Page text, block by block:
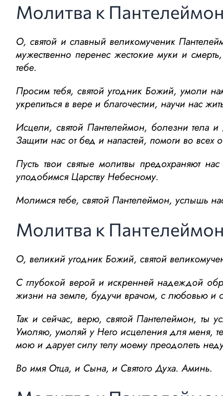
Молитва к
О, святой и славный великомученик
мужественно перенес жестокие муки и
тебе.
Просим тебя, святой угодник Божий, умоли
укрепиться в вере и благочестии, научи нас
Исцели, святой Пантелеймон, болезни тела
Защити нас от бед и напастей, помоги во всех
Пусть твои святые молитвы предохраняют
уподобимся Царству Небесному.
Молимся тебе, святой Пантелеймон, услышь
Молитва к
О, великий угодник Божий, святой
С глубокой верой и искренней надеждой
жизни на земле, будучи врачом, с любовью и
Так и сейчас, верю, святой Пантелеймон, ты
Умоляю, умоляй у Него исцеления для меня,
мою и дарует силу телу моему преодолеть
Во имя Отца, и Сына, и Святого Духа. Аминь.